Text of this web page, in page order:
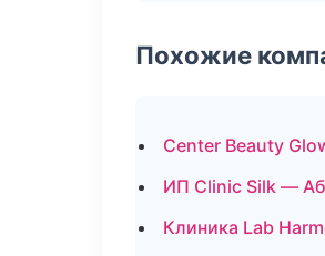
Похожие
Center Beauty
ИП Clinic Silk —
Клиника Lab